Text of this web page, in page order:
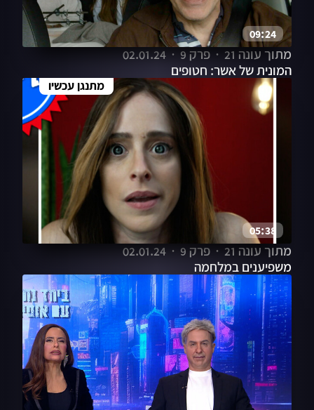
09:24
מתוך עונה 21 פרק 9
02.01.24
המונית של אשר: חטופים
מתנגן עכשיו
05:38
מתוך עונה 21 פרק 9
02.01.24
משפיענים במלחמה